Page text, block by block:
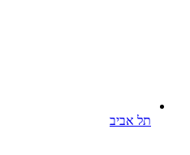
תל אביב